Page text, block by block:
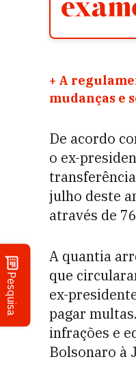
Pesquisa
+ A
mudanças e
De acordo
o ex-
julho deste
através de
A quantia
que
ex-
pagar
infrações e
Bolsonaro à